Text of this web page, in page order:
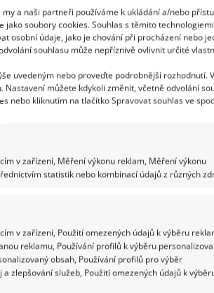
a naši partneři používáme k ukládání a/nebo
soubory cookies. Souhlas s těmito
osobní údaje, jako je chování při procházení nebo
souhlasu může nepříznivě ovlivnit určité
uvedeným nebo proveďte podrobnější rozhodnutí.
Nastavení můžete kdykoli změnit, včetně odvolání
nebo kliknutím na tlačítko Spravovat souhlas ve
v zařízení, Měření výkonu reklam, Měření výkonu
statistik nebo kombinací údajů z různých
v zařízení, Použití omezených údajů k výběru
reklamu, Používání profilů k výběru
obsah, Používání profilů pro výběr
zlepšování služeb, Použití omezených údajů k
Štítek vám sdělí
Například lednice mají
Vysavače sdělují
QR kód odkazující na
A které výrobky na